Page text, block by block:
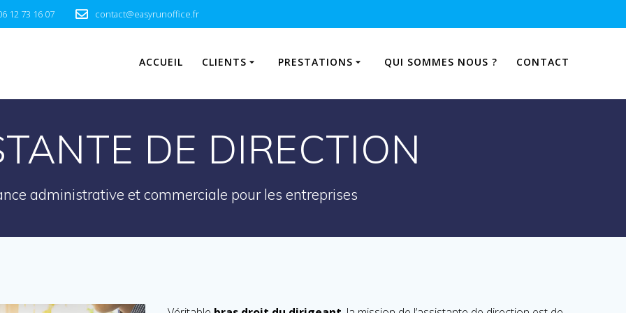
12 73 16 07 contact@easyrunoffice.fr
ACCUEIL CLIENTS PRESTATIONS QUI SOMMES NOUS ? CONTACT
DE DIRECTION
administrative et commerciale pour les entreprises